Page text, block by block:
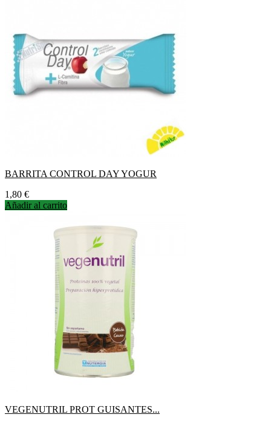
BARRITA CONTROL DAY YOGUR
Precio
1,80 €
Añadir al carrito
VEGENUTRIL PROT GUISANTES...